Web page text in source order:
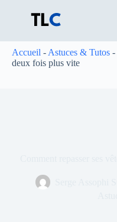
Accueil - Astuces & Tutos -
deux fois plus vite